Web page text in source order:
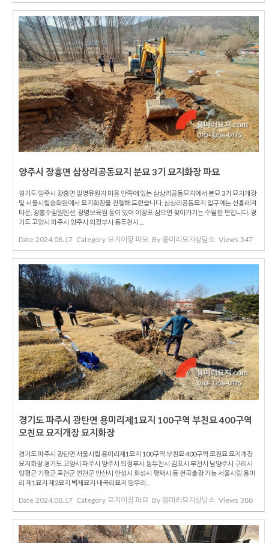
양주시 장흥면 삼상리공동묘지 분묘 3기 묘지화장 파묘
경기도 양주시 장흥면 일영유원지 마을 안쪽에 있는 삼상리공동묘지에서 분묘 3기 묘지개장
및 서울시립승화원에서 묘지화장을 진행해 드렸습니다. 삼상리공동묘지 입구에는 신흥레져
타운, 장흥수림원펜션, 광명보육원 등이 있어 이정표 삼으면 찾아가기는 수월한 편입니다. 경
기도 고양시 파주시 양주시 의정부시 동두천시 ...
Date 2024.08.17 Category 묘지이장 파묘 By 용미리묘지상담소 Views 547
경기도 파주시 광탄면 용미리제1묘지 100구역 부친묘 400구역
모친묘 묘지개장 묘지화장
경기도 파주시 광탄면 서울시립 용미리제1묘지 100구역 부친묘 400구역 모친묘 묘지개장
묘지화장 경기도 고양시 파주시 양주시 의정부시 동두천시 김포시 부천시 남양주시 구리시
양평군 가평군 포천군 연천군 안산시 안성시 화성시 평택시 등 전국출장 가능 서울시립 용미
리 제1묘지 제2묘지 벽제묘지 내곡리묘지 망우리...
Date 2024.08.17 Category 묘지이장 파묘 By 용미리묘지상담소 Views 388